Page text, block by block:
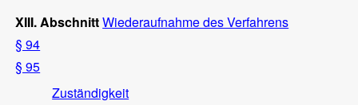
XIII. AbschnittWiederaufnahme des Verfahrens
§ 94
§ 95
Zuständigkeit